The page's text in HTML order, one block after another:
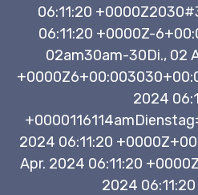
06:11:20
06:11:20 +0000Z-
02am30am-30Di., 02
2024
2024 06:11:20
Apr. 2024 06:11:20
2024